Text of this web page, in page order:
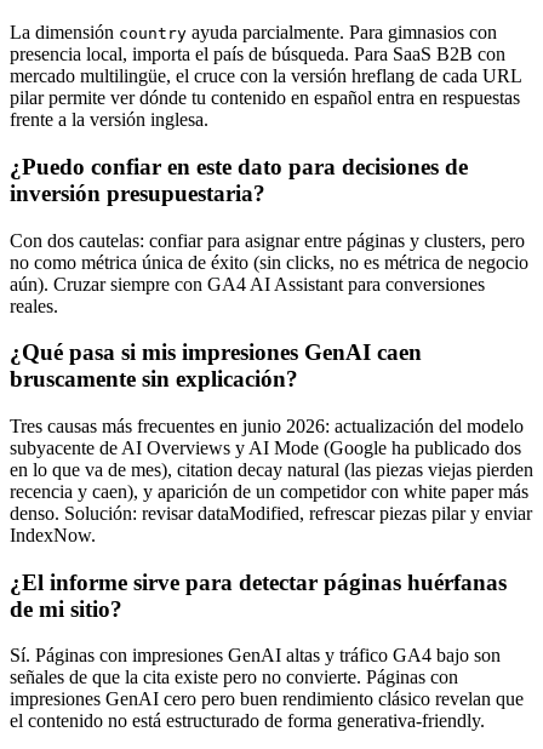
La dimensión country ayuda parcialmente. Para gimnasios con
presencia local, importa el país de búsqueda. Para SaaS B2B con
mercado multilingüe, el cruce con la versión hreflang de cada URL
pilar permite ver dónde tu contenido en español entra en respuestas
frente a la versión inglesa.
¿Puedo confiar en este dato para decisiones de
inversión presupuestaria?
Con dos cautelas: confiar para asignar entre páginas y clusters, pero
no como métrica única de éxito (sin clicks, no es métrica de negocio
aún). Cruzar siempre con GA4 AI Assistant para conversiones
reales.
¿Qué pasa si mis impresiones GenAI caen
bruscamente sin explicación?
Tres causas más frecuentes en junio 2026: actualización del modelo
subyacente de AI Overviews y AI Mode (Google ha publicado dos
en lo que va de mes), citation decay natural (las piezas viejas pierden
recencia y caen), y aparición de un competidor con white paper más
denso. Solución: revisar dataModified, refrescar piezas pilar y enviar
IndexNow.
¿El informe sirve para detectar páginas huérfanas
de mi sitio?
Sí. Páginas con impresiones GenAI altas y tráfico GA4 bajo son
señales de que la cita existe pero no convierte. Páginas con
impresiones GenAI cero pero buen rendimiento clásico revelan que
el contenido no está estructurado de forma generativa-friendly.